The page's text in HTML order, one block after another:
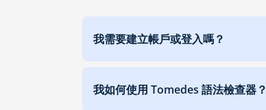
我需要建立帳戶或登入嗎？
我如何使用 Tomedes 語法檢查器？